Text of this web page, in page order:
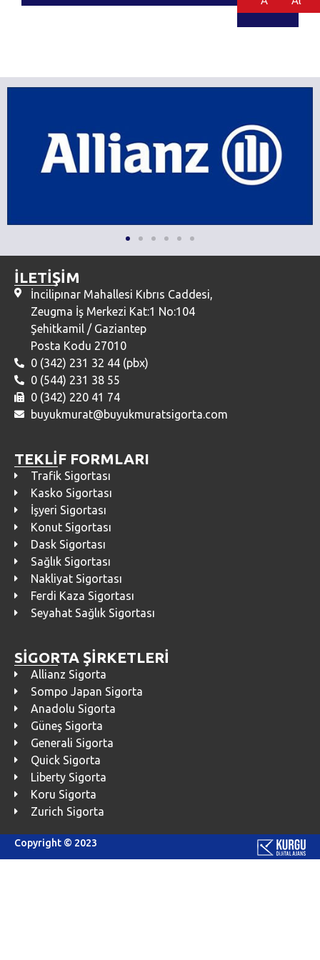
İLETİŞİM
İncilipınar Mahallesi Kıbrıs Caddesi,
Zeugma İş Merkezi Kat:1 No:104
Şehitkamil / Gaziantep
Posta Kodu 27010
0 (342) 231 32 44 (pbx)
0 (544) 231 38 55
0 (342) 220 41 74
buyukmurat@buyukmuratsigorta.com
TEKLİF FORMLARI
Trafik Sigortası
Kasko Sigortası
İşyeri Sigortası
Konut Sigortası
Dask Sigortası
Sağlık Sigortası
Nakliyat Sigortası
Ferdi Kaza Sigortası
Seyahat Sağlık Sigortası
SİGORTA ŞİRKETLERİ
Allianz Sigorta
Sompo Japan Sigorta
Anadolu Sigorta
Güneş Sigorta
Generali Sigorta
Quick Sigorta
Liberty Sigorta
Koru Sigorta
Zurich Sigorta
Copyright © 2023